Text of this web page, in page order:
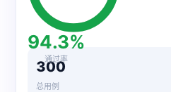
94.3%
通过率
300
总用例